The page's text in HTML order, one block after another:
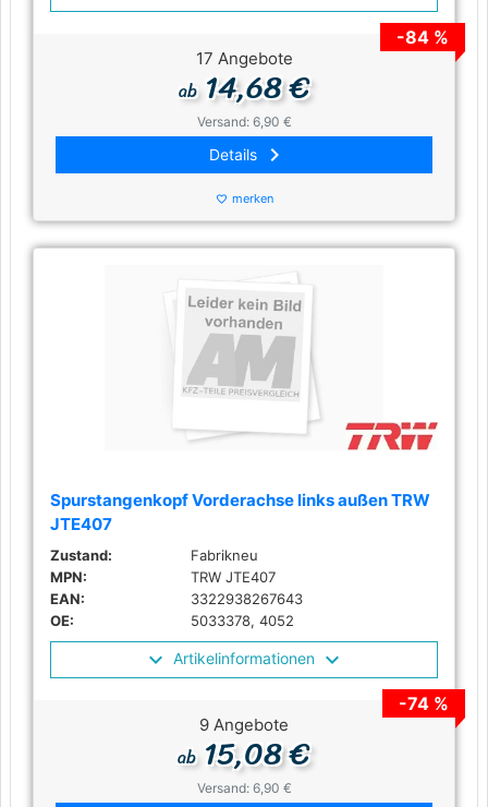
-84 %
17 Angebote
ab14,68 €
Versand: 6,90 €
Details keyboard_arrow_right
favorite_border merken
Spurstangenkopf Vorderachse links außen TRW
JTE407
Zustand:
Fabrikneu
MPN:
TRW JTE407
EAN:
3322938267643
OE:
5033378, 4052
Artikelinformationen
-74 %
9 Angebote
ab15,08 €
Versand: 6,90 €